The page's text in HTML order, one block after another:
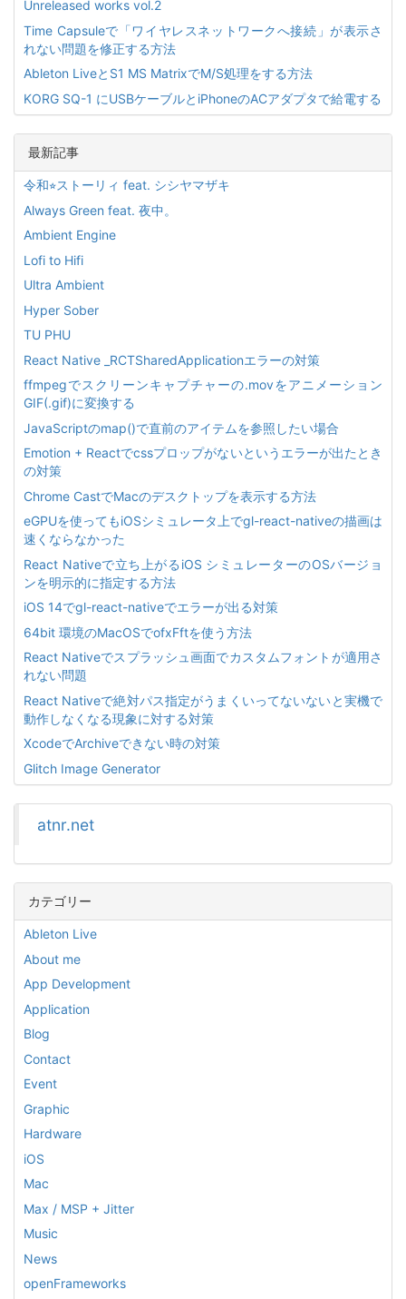
Unreleased works vol.2
Time Capsuleで「ワイヤレスネットワークへ接続」が表示さ
れない問題を修正する方法
Ableton LiveとS1 MS MatrixでM/S処理をする方法
KORG SQ-1 にUSBケーブルとiPhoneのACアダプタで給電する
最新記事
令和⭐︎ストーリィ feat. シシヤマザキ
Always Green feat. 夜中。
Ambient Engine
Lofi to Hifi
Ultra Ambient
Hyper Sober
TU PHU
React Native _RCTSharedApplicationエラーの対策
ffmpegでスクリーンキャプチャーの.movをアニメーション
GIF(.gif)に変換する
JavaScriptのmap()で直前のアイテムを参照したい場合
Emotion + Reactでcssプロップがないというエラーが出たとき
の対策
Chrome CastでMacのデスクトップを表示する方法
eGPUを使ってもiOSシミュレータ上でgl-react-nativeの描画は
速くならなかった
React Nativeで立ち上がるiOS シミュレーターのOSバージョ
ンを明示的に指定する方法
iOS 14でgl-react-nativeでエラーが出る対策
64bit 環境のMacOSでofxFftを使う方法
React Nativeでスプラッシュ画面でカスタムフォントが適用さ
れない問題
React Nativeで絶対パス指定がうまくいってないないと実機で
動作しなくなる現象に対する対策
XcodeでArchiveできない時の対策
Glitch Image Generator
atnr.net
カテゴリー
Ableton Live
About me
App Development
Application
Blog
Contact
Event
Graphic
Hardware
iOS
Mac
Max / MSP + Jitter
Music
News
openFrameworks